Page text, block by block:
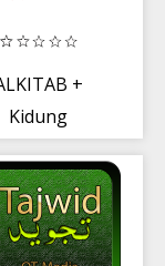
+
Kidung